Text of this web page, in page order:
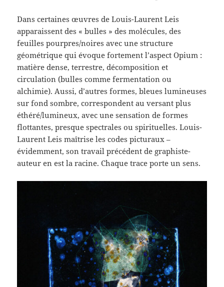
Dans certaines œuvres de Louis-Laurent Leis
apparaissent des « bulles » des molécules, des
feuilles pourpres/noires avec une structure
géométrique qui évoque fortement l’aspect Opium :
matière dense, terrestre, décomposition et
circulation (bulles comme fermentation ou
alchimie). Aussi, d’autres formes, bleues lumineuses
sur fond sombre, correspondent au versant plus
éthéré/lumineux, avec une sensation de formes
flottantes, presque spectrales ou spirituelles. Louis-
Laurent Leis maîtrise les codes picturaux –
évidemment, son travail précédent de graphiste-
auteur en est la racine. Chaque trace porte un sens.